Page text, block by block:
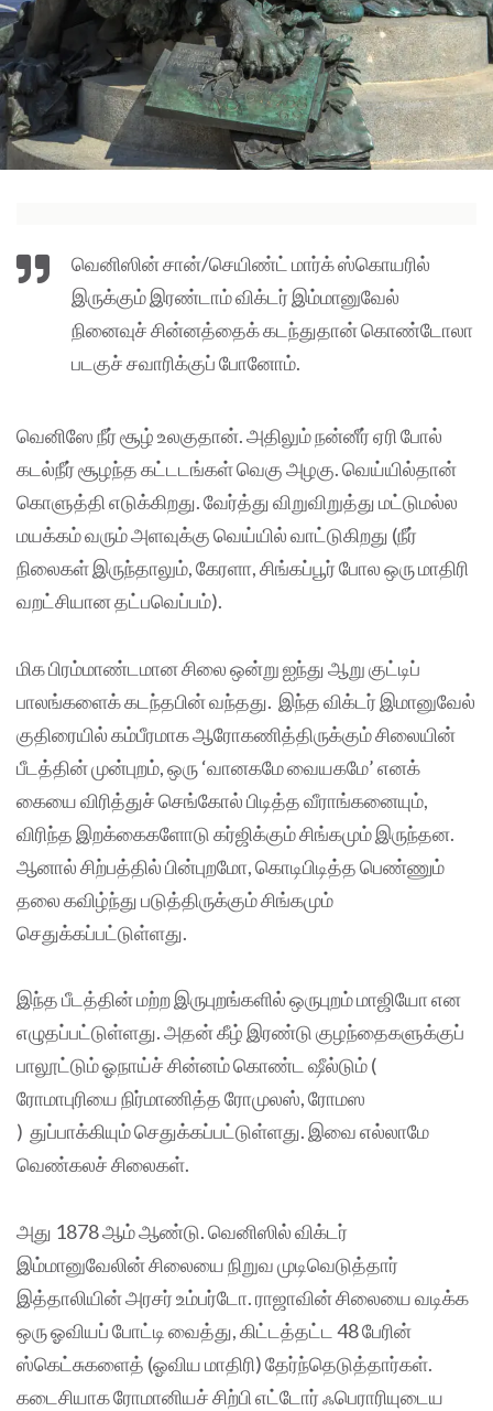
வெனிஸின் சான்/செயிண்ட் மார்க் ஸ்கொயரில்
இருக்கும் இரண்டாம் விக்டர் இம்மானுவேல்
நினைவுச் சின்னத்தைக் கடந்துதான் கொண்டோலா
படகுச் சவாரிக்குப் போனோம்.
வெனிஸே நீர் சூழ் உலகுதான். அதிலும் நன்னீர் ஏரி போல்
கடல்நீர் சூழந்த கட்டடங்கள் வெகு அழகு. வெய்யில்தான்
கொளுத்தி எடுக்கிறது. வேர்த்து விறுவிறுத்து மட்டுமல்ல
மயக்கம் வரும் அளவுக்கு வெய்யில் வாட்டுகிறது (நீர்
நிலைகள் இருந்தாலும், கேரளா, சிங்கப்பூர் போல ஒரு மாதிரி
வறட்சியான தட்பவெப்பம்).
மிக பிரம்மாண்டமான சிலை ஒன்று ஐந்து ஆறு குட்டிப்
பாலங்களைக் கடந்தபின் வந்தது. இந்த விக்டர் இமானுவேல்
குதிரையில் கம்பீரமாக ஆரோகணித்திருக்கும் சிலையின்
பீடத்தின் முன்புறம், ஒரு ‘வானகமே வையகமே’ எனக்
கையை விரித்துச் செங்கோல் பிடித்த வீராங்கனையும்,
விரிந்த இறக்கைகளோடு கர்ஜிக்கும் சிங்கமும் இருந்தன.
ஆனால் சிற்பத்தில் பின்புறமோ, கொடிபிடித்த பெண்ணும்
தலை கவிழ்ந்து படுத்திருக்கும் சிங்கமும்
செதுக்கப்பட்டுள்ளது.
இந்த பீடத்தின் மற்ற இருபுறங்களில் ஒருபுறம் மாஜியோ என
எழுதப்பட்டுள்ளது. அதன் கீழ் இரண்டு குழந்தைகளுக்குப்
பாலூட்டும் ஓநாய்ச் சின்னம் கொண்ட ஷீல்டும் (
ரோமாபுரியை நிர்மாணித்த ரோமுலஸ், ரோமஸ
) துப்பாக்கியும் செதுக்கப்பட்டுள்ளது. இவை எல்லாமே
வெண்கலச் சிலைகள்.
அது 1878 ஆம் ஆண்டு. வெனிஸில் விக்டர்
இம்மானுவேலின் சிலையை நிறுவ முடிவெடுத்தார்
இத்தாலியின் அரசர் உம்பர்டோ. ராஜாவின் சிலையை வடிக்க
ஒரு ஓவியப் போட்டி வைத்து, கிட்டத்தட்ட 48 பேரின்
ஸ்கெட்சுகளைத் (ஓவிய மாதிரி) தேர்ந்தெடுத்தார்கள்.
கடைசியாக ரோமானியச் சிற்பி எட்டோர் ஃபெராரியுடைய